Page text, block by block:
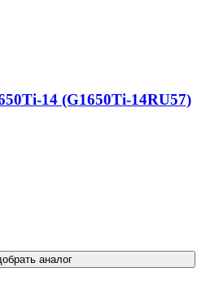
14 (G1650Ti-14RU57)
аналог